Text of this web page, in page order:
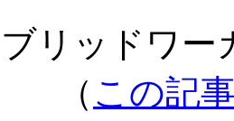
リッドワー
この記